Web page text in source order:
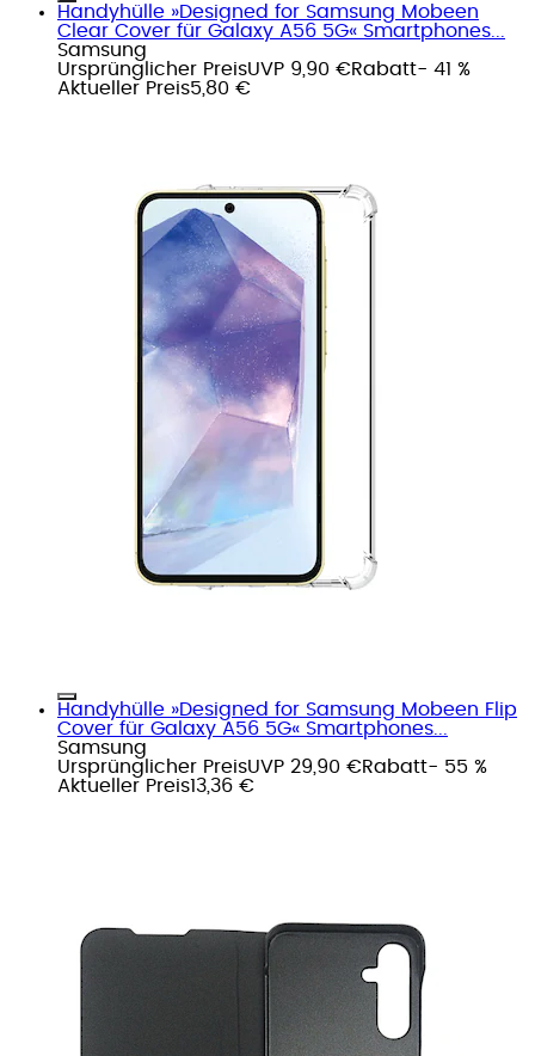
Handyhülle »Designed for Samsung Mobeen
Clear Cover für Galaxy A56 5G« Smartphones...
Samsung
Ursprünglicher PreisUVP 9,90 €Rabatt- 41 %
Aktueller Preis5,80 €
Handyhülle »Designed for Samsung Mobeen Flip
Cover für Galaxy A56 5G« Smartphones...
Samsung
Ursprünglicher PreisUVP 29,90 €Rabatt- 55 %
Aktueller Preis13,36 €